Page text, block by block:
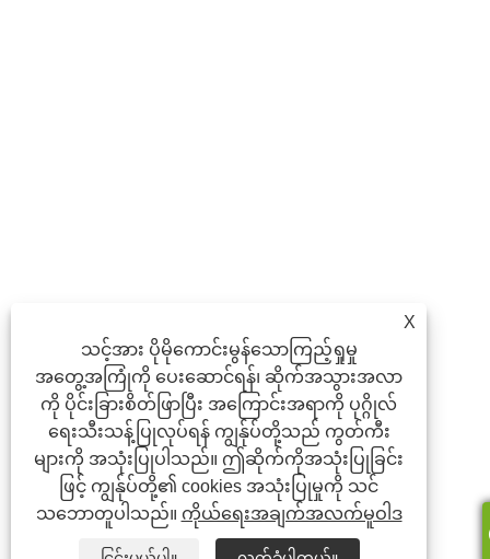
X
သင့်အား ပိုမိုကောင်းမွန်သောကြည့်ရှုမှု
အတွေ့အကြုံကို ပေးဆောင်ရန်၊ ဆိုက်အသွားအလာ
ကို ပိုင်းခြားစိတ်ဖြာပြီး အကြောင်းအရာကို ပုဂ္ဂိုလ်
ရေးသီးသန့်ပြုလုပ်ရန် ကျွန်ုပ်တို့သည် ကွတ်ကီး
များကို အသုံးပြုပါသည်။ ဤဆိုက်ကိုအသုံးပြုခြင်း
ဖြင့် ကျွန်ုပ်တို့၏ cookies အသုံးပြုမှုကို သင်
သဘောတူပါသည်။ ကိုယ်ရေးအချက်အလက်မူဝါဒ